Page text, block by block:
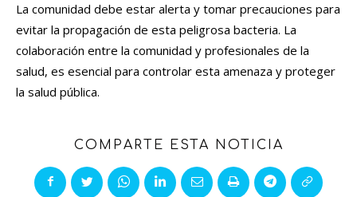
La comunidad debe estar alerta y tomar precauciones para
evitar la propagación de esta peligrosa bacteria. La
colaboración entre la comunidad y profesionales de la
salud, es esencial para controlar esta amenaza y proteger
la salud pública.
COMPARTE ESTA NOTICIA